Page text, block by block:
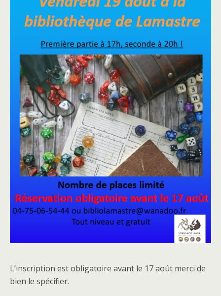
L’inscription est obligatoire avant le 17 août merci de
bien le spécifier.